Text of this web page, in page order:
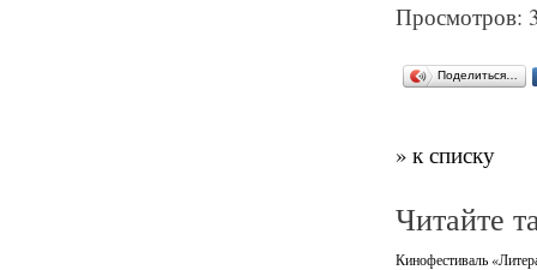
Просмотров:
Поделиться…
» к списку
Читайте
Кинофестиваль